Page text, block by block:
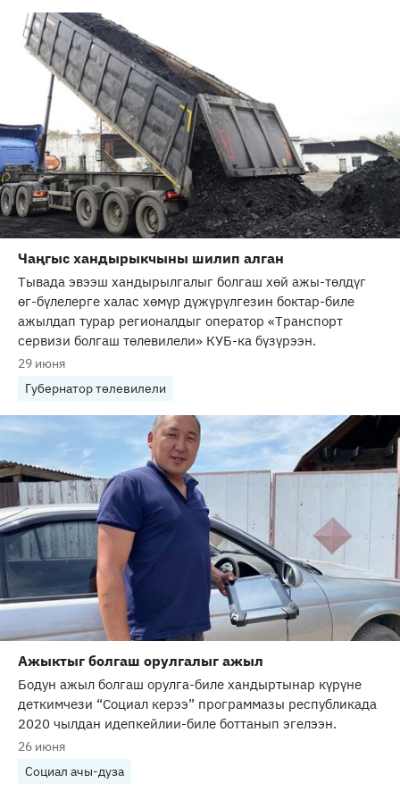
Чаңгыс хандырыкчыны шилип алган
Тывада эвээш хандырылгалыг болгаш хөй ажы-төлдүг
өг-бүлелерге халас хөмүр дүжүрүлгезин боктар-биле
ажылдап турар регионалдыг оператор «Транспорт
сервизи болгаш төлевилели» КУБ-ка бүзүрээн.
29 июня
Губернатор төлевилели
Ажыктыг болгаш орулгалыг ажыл
Бодун ажыл болгаш орулга-биле хандыртынар күрүне
деткимчези “Социал керээ” программазы республикада
2020 чылдан идепкейлии-биле боттанып эгелээн.
26 июня
Социал ачы-дуза